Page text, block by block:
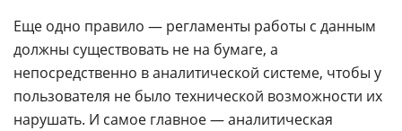
Еще одно правило — регламенты работы с данным
должны существовать не на бумаге, а
непосредственно в аналитической системе, чтобы у
пользователя не было технической возможности их
нарушать. И самое главное — аналитическая